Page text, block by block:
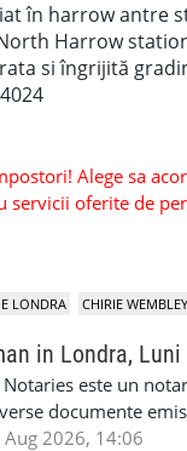
în harrow antre
Harrow
si îngrijită
Alege sa
oferite de
LONDRA CHIRIE WEMBLEY
in Londra, Luni
este un
documente
♦
2026, 14:06